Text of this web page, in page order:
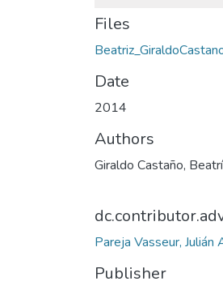
Files
Date
2014
Authors
Giraldo Castaño,
Pareja Vasseur, Julián
Publisher